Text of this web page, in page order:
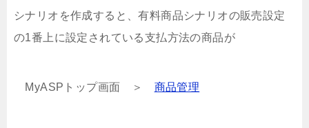
シナリオを作成すると、有料商品シナリオの販売設定
の1番上に設定されている支払方法の商品が
MyASPトップ画面 ＞ 商品管理